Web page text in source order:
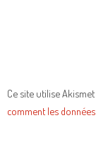
Ce site utilise
comment les